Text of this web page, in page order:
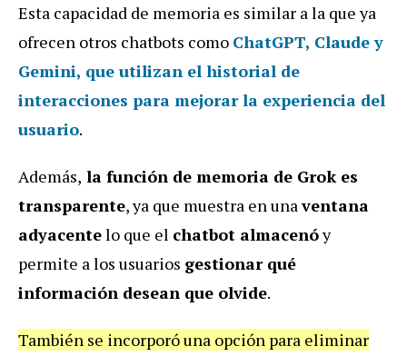
Esta capacidad de memoria es similar a la que ya
ofrecen otros chatbots como ChatGPT, Claude y
Gemini, que utilizan el historial de
interacciones para mejorar la experiencia del
usuario.
Además, la función de memoria de Grok es
transparente, ya que muestra en unaventana
adyacentelo que el chatbot almacenóy
permite a los usuarios gestionar qué
información desean que olvide.
También se incorporó una opción para eliminar